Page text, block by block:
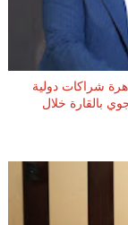
شراكات دولية
بالقارة خلال